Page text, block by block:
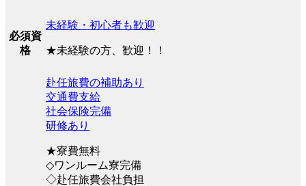
必須資
格
未経験・初心者も歓迎
★未経験の方、歓迎！！
赴任旅費の補助あり
交通費支給
社会保険完備
研修あり
★寮費無料
◇ワンルーム寮完備
◇赴任旅費会社負担